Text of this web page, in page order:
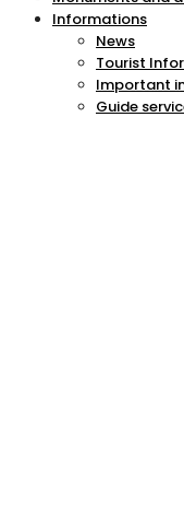
Informations
News
Tourist
Important
Guide